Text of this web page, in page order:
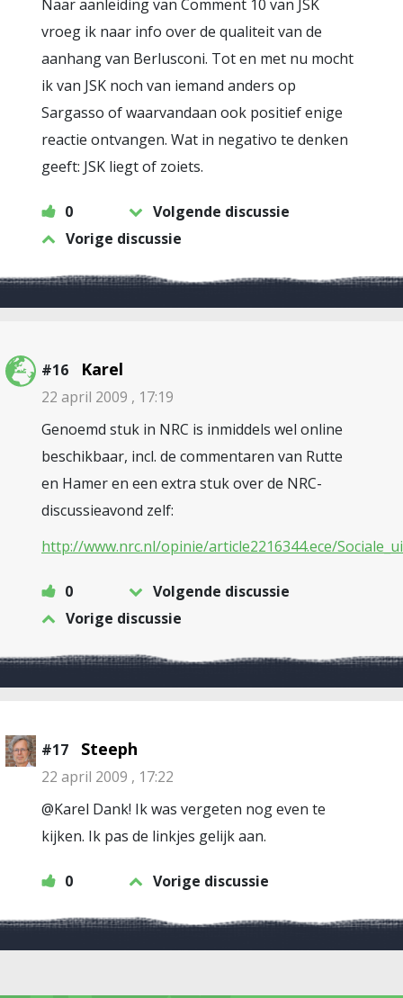
Naar aanleiding van Comment 10 van JSK
vroeg ik naar info over de qualiteit van de
aanhang van Berlusconi. Tot en met nu mocht
ik van JSK noch van iemand anders op
Sargasso of waarvandaan ook positief enige
reactie ontvangen. Wat in negativo te denken
geeft: JSK liegt of zoiets.
0
Volgende discussie
Vorige discussie
#16 Karel
22 april 2009 , 17:19
Genoemd stuk in NRC is inmiddels wel online
beschikbaar, incl. de commentaren van Rutte
en Hamer en een extra stuk over de NRC-
discussieavond zelf:
http://www.nrc.nl/opinie/article2216344.ece/
0
Volgende discussie
Vorige discussie
#17 Steeph
22 april 2009 , 17:22
@Karel Dank! Ik was vergeten nog even te
kijken. Ik pas de linkjes gelijk aan.
0 Vorige discussie